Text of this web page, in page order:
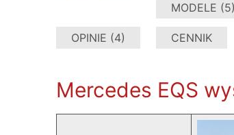
MODELE (5)
OPINIE (4) CENNIK
Mercedes EQS